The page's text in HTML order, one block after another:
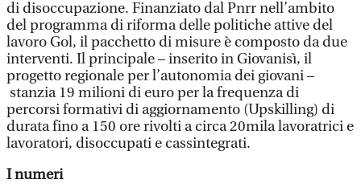
di disoccupazione. Finanziato dal Pnrr nell’ambito
del programma di riforma delle politiche attive del
lavoro Gol, il pacchetto di misure è composto da due
interventi. Il principale – inserito in Giovanisì, il
progetto regionale per l’autonomia dei giovani –
stanzia 19 milioni di euro per la frequenza di
percorsi formativi di aggiornamento (Upskilling) di
durata fino a 150 ore rivolti a circa 20mila lavoratrici e
lavoratori, disoccupati e cassintegrati.
I numeri